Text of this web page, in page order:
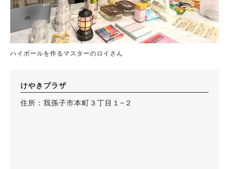
ハイボールを作るマスターのロイさん
けやきプラザ
住所：我孫子市本町３丁目１−２